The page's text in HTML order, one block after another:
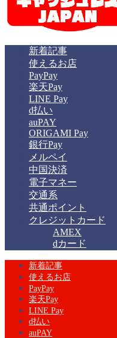
新着記事
使えるお店
PayPay
楽天Pay
LINE Pay
d払い
auPAY
ORIGAMI Pay
銀行Pay
メルペイ
中国決済
電子マネー
交通系
共通ポイント
クレジットカード
AMEX
dカード
新着記事
使えるお店
PayPay
楽天Pay
LINE Pay
d払い
auPAY